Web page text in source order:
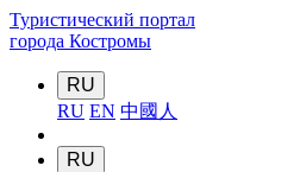
Туристический портал
города Костромы
RU
RU EN 中國人
RU